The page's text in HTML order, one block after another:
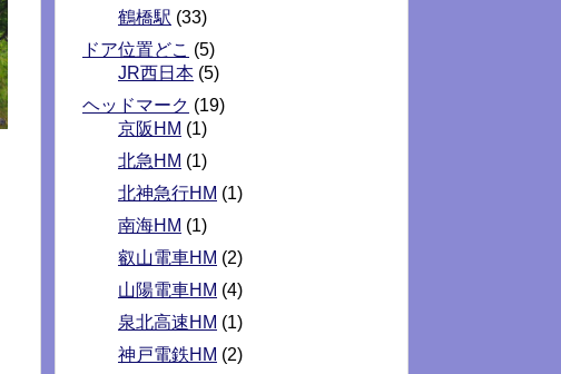
鶴橋駅 (33)
ドア位置どこ (5)
JR西日本 (5)
ヘッドマーク (19)
京阪HM (1)
北急HM (1)
北神急行HM (1)
南海HM (1)
叡山電車HM (2)
山陽電車HM (4)
泉北高速HM (1)
神戸電鉄HM (2)